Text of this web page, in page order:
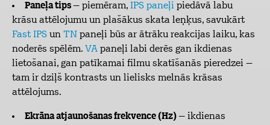
Paneļa tips– piemēram, IPS paneļi piedāvā labu
krāsu attēlojumu un plašākus skata leņķus, savukārt
Fast IPS un TN paneļi būs ar ātrāku reakcijas laiku, kas
noderēs spēlēm. VA paneļi labi derēs gan ikdienas
lietošanai, gan patīkamai filmu skatīšanās pieredzei –
tam ir dziļš kontrasts un lielisks melnās krāsas
attēlojums.
Ekrāna atjaunošanas frekvence (Hz)– ikdienas